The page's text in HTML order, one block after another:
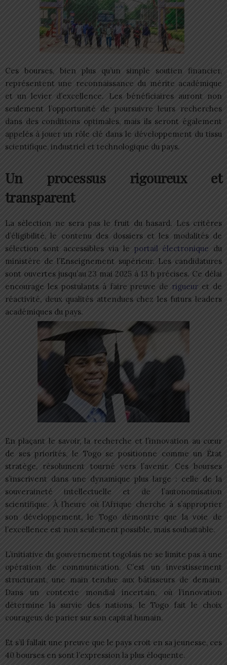
Ces bourses, bien plus qu’un simple soutien financier,
représentent une reconnaissance du mérite académique
et un levier d’excellence. Les bénéficiaires auront non
seulement l’opportunité de poursuivre leurs recherches
dans des conditions optimales, mais ils seront également
appelés à jouer un rôle clé dans le développement du tissu
scientifique, industriel et technologique du pays.
Un processus rigoureux et
transparent
La sélection ne sera pas le fruit du hasard. Les critères
d’éligibilité, le contenu des dossiers et les modalités de
sélection sont accessibles via le portail électronique du
ministère de l’Enseignement supérieur. Les candidatures
sont ouvertes jusqu’au 23 mai 2025 à 13 h précises. Ce délai
encourage les postulants à faire preuve de rigueur et de
réactivité, deux qualités attendues chez les futurs leaders
académiques du pays.
En plaçant le savoir, la recherche et l’innovation au cœur
de ses priorités, le Togo se positionne comme un État
stratège, résolument tourné vers l’avenir. Ces bourses
s’inscrivent dans une dynamique plus large : celle de la
souveraineté intellectuelle et de l’autonomisation
scientifique. À l’heure où l’Afrique cherche à s’approprier
son développement, le Togo démontre que la voie de
l’excellence est non seulement possible, mais souhaitable.
L’initiative du gouvernement togolais ne se limite pas à une
opération de communication. C’est un investissement
structurant, une main tendue aux bâtisseurs de demain.
Dans un contexte mondial incertain, où l’innovation
détermine la survie des nations, le Togo fait le choix
courageux de parier sur son capital humain.
Et s’il fallait une preuve que le pays croit en sa jeunesse, ces
40 bourses en sont l’expression la plus éloquente.